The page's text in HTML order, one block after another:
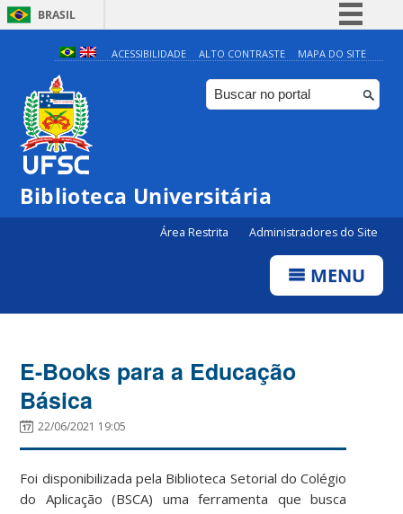
BRASIL
Simplifique!
Comunica BR
Participe
Canais
ACESSIBILIDADE ALTO CONTRASTE MAPA DO SITE
Biblioteca Universitária
Área Restrita Administradores do Site
MENU
E-Books para a Educação
Básica
22/06/2021 19:05
Foi disponibilizada pela Biblioteca Setorial do Colégio
do Aplicação (BSCA) uma ferramenta que busca